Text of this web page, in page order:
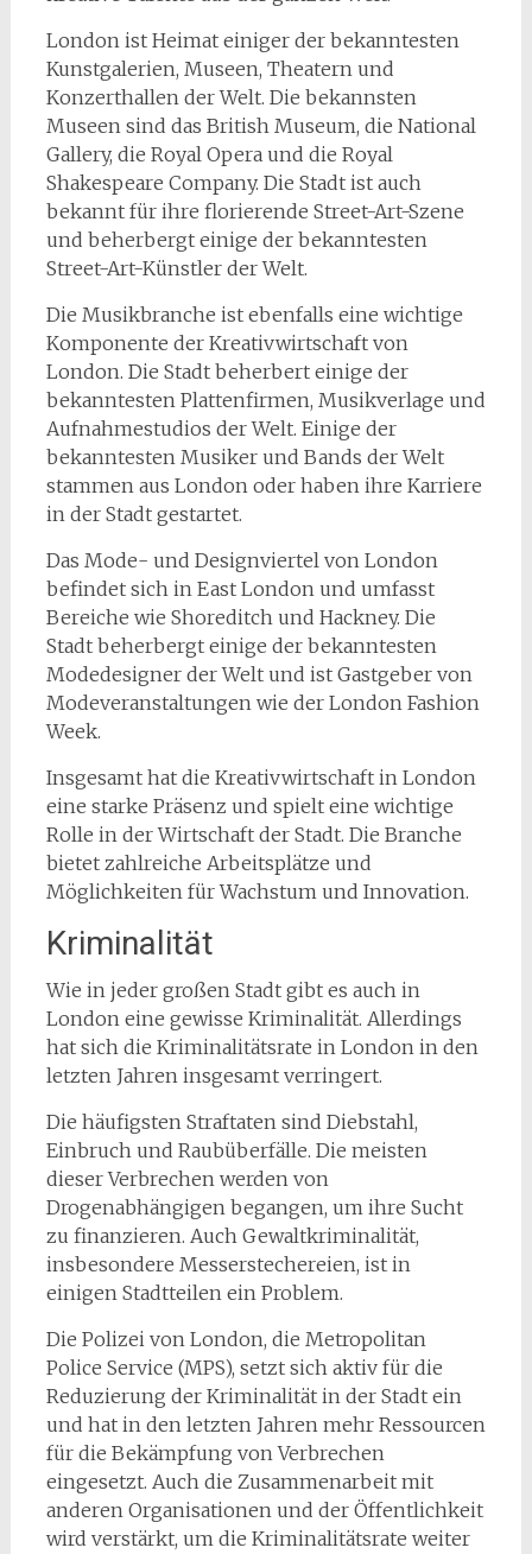
London ist Heimat einiger der bekanntesten
Kunstgalerien, Museen, Theatern und
Konzerthallen der Welt. Die bekannsten
Museen sind das British Museum, die National
Gallery, die Royal Opera und die Royal
Shakespeare Company. Die Stadt ist auch
bekannt für ihre florierende Street-Art-Szene
und beherbergt einige der bekanntesten
Street-Art-Künstler der Welt.
Die Musikbranche ist ebenfalls eine wichtige
Komponente der Kreativwirtschaft von
London. Die Stadt beherbert einige der
bekanntesten Plattenfirmen, Musikverlage und
Aufnahmestudios der Welt. Einige der
bekanntesten Musiker und Bands der Welt
stammen aus London oder haben ihre Karriere
in der Stadt gestartet.
Das Mode- und Designviertel von London
befindet sich in East London und umfasst
Bereiche wie Shoreditch und Hackney. Die
Stadt beherbergt einige der bekanntesten
Modedesigner der Welt und ist Gastgeber von
Modeveranstaltungen wie der London Fashion
Week.
Insgesamt hat die Kreativwirtschaft in London
eine starke Präsenz und spielt eine wichtige
Rolle in der Wirtschaft der Stadt. Die Branche
bietet zahlreiche Arbeitsplätze und
Möglichkeiten für Wachstum und Innovation.
Kriminalität
Wie in jeder großen Stadt gibt es auch in
London eine gewisse Kriminalität. Allerdings
hat sich die Kriminalitätsrate in London in den
letzten Jahren insgesamt verringert.
Die häufigsten Straftaten sind Diebstahl,
Einbruch und Raubüberfälle. Die meisten
dieser Verbrechen werden von
Drogenabhängigen begangen, um ihre Sucht
zu finanzieren. Auch Gewaltkriminalität,
insbesondere Messerstechereien, ist in
einigen Stadtteilen ein Problem.
Die Polizei von London, die Metropolitan
Police Service (MPS), setzt sich aktiv für die
Reduzierung der Kriminalität in der Stadt ein
und hat in den letzten Jahren mehr Ressourcen
für die Bekämpfung von Verbrechen
eingesetzt. Auch die Zusammenarbeit mit
anderen Organisationen und der Öffentlichkeit
wird verstärkt, um die Kriminalitätsrate weiter